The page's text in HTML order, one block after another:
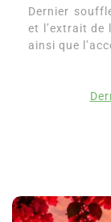
Dernier
et l’extrait de
ainsi que